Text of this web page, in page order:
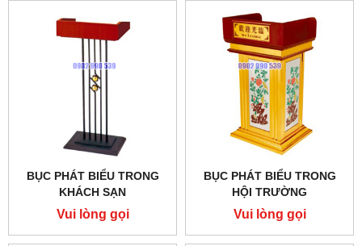
BỤC PHÁT BIỂU TRONG
KHÁCH SẠN
Vui lòng gọi
BỤC PHÁT BIỂU TRONG
HỘI TRƯỜNG
Vui lòng gọi